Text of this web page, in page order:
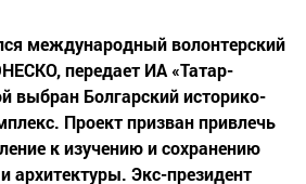
международный волонтерский
передает ИА «Татар-
Болгарский историко-
Проект призван привлечь
к изучению и сохранению
архитектуры. Экс-президент